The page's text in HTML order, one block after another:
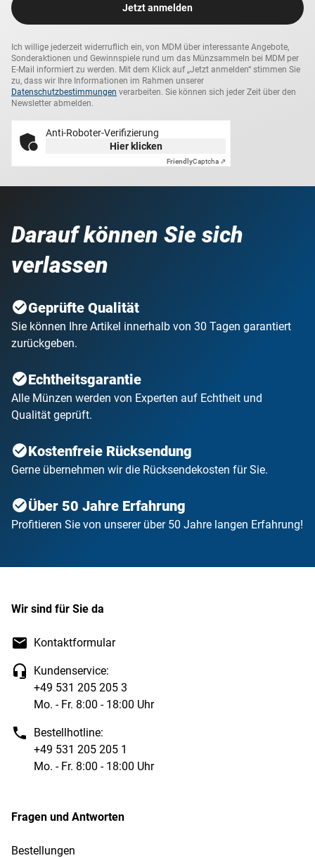
Jetzt anmelden
Ich willige jederzeit widerruflich ein, von MDM über interessante Angebote,
Sonderaktionen und Gewinnspiele rund um das Münzsammeln bei MDM per
E-Mail informiert zu werden. Mit dem Klick auf „Jetzt anmelden“ stimmen Sie
zu, dass wir Ihre Informationen im Rahmen unserer
Datenschutzbestimmungen verarbeiten. Sie können sich jeder Zeit über den
Newsletter abmelden.
Anti-Roboter-Verifizierung
Hier klicken
FriendlyCaptcha ⇗
Darauf können Sie sich
verlassen
Geprüfte Qualität
Sie können Ihre Artikel innerhalb von 30 Tagen garantiert
zurückgeben.
Echtheitsgarantie
Alle Münzen werden von Experten auf Echtheit und
Qualität geprüft.
Kostenfreie Rücksendung
Gerne übernehmen wir die Rücksendekosten für Sie.
Über 50 Jahre Erfahrung
Profitieren Sie von unserer über 50 Jahre langen Erfahrung!
Wir sind für Sie da
Kontaktformular
Kundenservice:
+49 531 205 205 3
Mo. - Fr. 8:00 - 18:00 Uhr
Bestellhotline:
+49 531 205 205 1
Mo. - Fr. 8:00 - 18:00 Uhr
Fragen und Antworten
Bestellungen